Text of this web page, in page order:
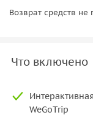
Возврат средств не
Что включено
WeGoTrip